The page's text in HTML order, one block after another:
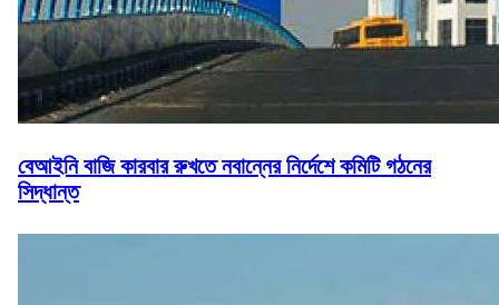
বেআইনি বাজি কারবার রুখতে নবান্নের নির্দেশে কমিটি গঠনের
সিদ্ধান্ত